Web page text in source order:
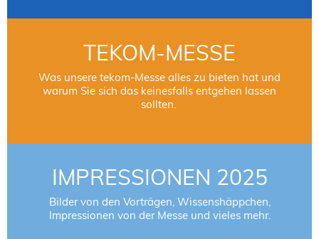
TEKOM-MESSE
Was unsere tekom-Messe alles zu bieten hat und
warum Sie sich das keinesfalls entgehen lassen
sollten.
IMPRESSIONEN 2025
Bilder von den Vorträgen, Wissenshäppchen,
Impressionen von der Messe und vieles mehr.